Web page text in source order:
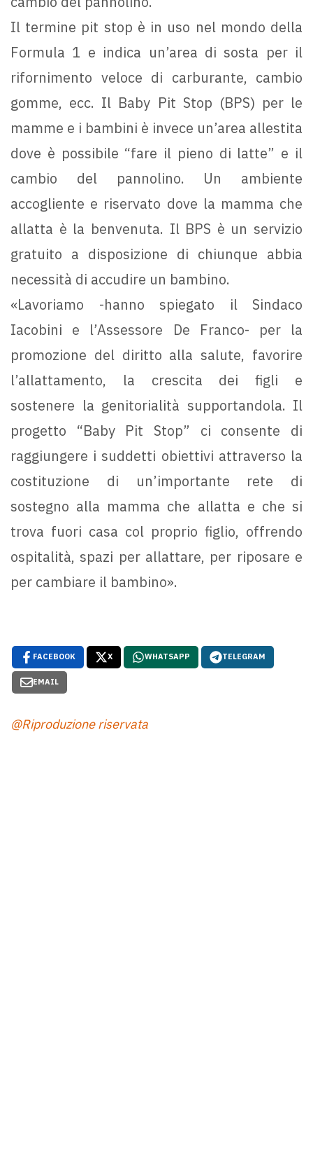
Il termine pit stop è in uso nel mondo della
Formula 1 e indica un’area di sosta per il
rifornimento veloce di carburante, cambio
gomme, ecc. Il Baby Pit Stop (BPS) per le
mamme e i bambini è invece un’area allestita
dove è possibile “fare il pieno di latte” e il
cambio del pannolino. Un ambiente
accogliente e riservato dove la mamma che
allatta è la benvenuta. Il BPS è un servizio
gratuito a disposizione di chiunque abbia
necessità di accudire un bambino.
«Lavoriamo -hanno spiegato il Sindaco
Iacobini e l’Assessore De Franco- per la
promozione del diritto alla salute, favorire
l’allattamento, la crescita dei figli e
sostenere la genitorialità supportandola. Il
progetto “Baby Pit Stop” ci consente di
raggiungere i suddetti obiettivi attraverso la
costituzione di un’importante rete di
sostegno alla mamma che allatta e che si
trova fuori casa col proprio figlio, offrendo
ospitalità, spazi per allattare, per riposare e
per cambiare il bambino».
FACEBOOK X WHATSAPP TELEGRAM
EMAIL
@Riproduzione riservata